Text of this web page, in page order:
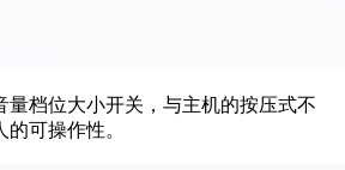
量档位大小开关，与主机的按压式不
可操作性。